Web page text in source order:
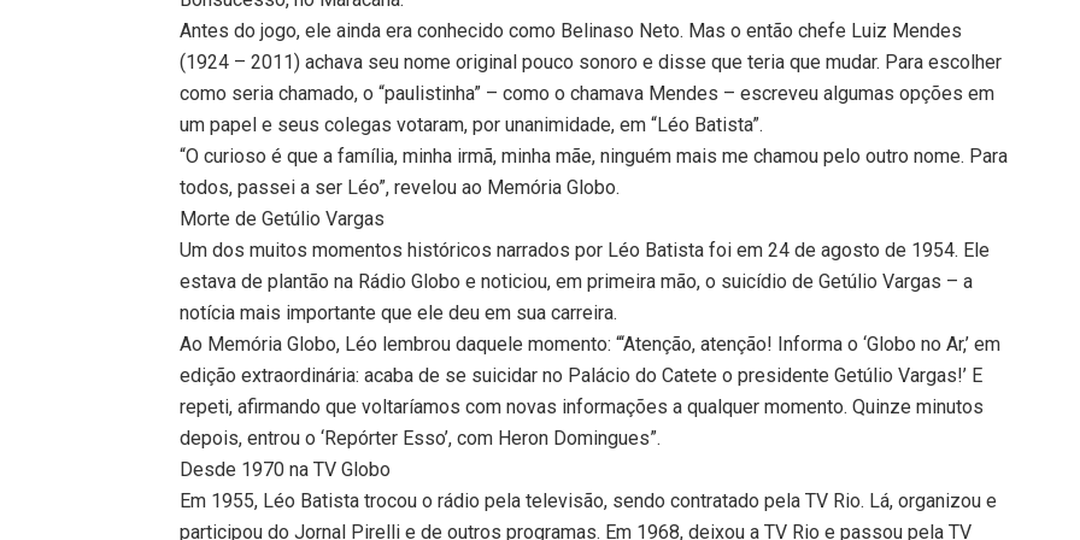
Antes do jogo, ele ainda era conhecido como Belinaso Neto. Mas o então chefe Luiz Mendes
(1924 – 2011) achava seu nome original pouco sonoro e disse que teria que mudar. Para escolher
como seria chamado, o “paulistinha” – como o chamava Mendes – escreveu algumas opções em
um papel e seus colegas votaram, por unanimidade, em “Léo Batista”.
“O curioso é que a família, minha irmã, minha mãe, ninguém mais me chamou pelo outro nome. Para
todos, passei a ser Léo”, revelou ao Memória Globo.
Morte de Getúlio Vargas
Um dos muitos momentos históricos narrados por Léo Batista foi em 24 de agosto de 1954. Ele
estava de plantão na Rádio Globo e noticiou, em primeira mão, o suicídio de Getúlio Vargas – a
notícia mais importante que ele deu em sua carreira.
Ao Memória Globo, Léo lembrou daquele momento: “‘Atenção, atenção! Informa o ‘Globo no Ar,’ em
edição extraordinária: acaba de se suicidar no Palácio do Catete o presidente Getúlio Vargas!’ E
repeti, afirmando que voltaríamos com novas informações a qualquer momento. Quinze minutos
depois, entrou o ‘Repórter Esso’, com Heron Domingues”.
Desde 1970 na TV Globo
Em 1955, Léo Batista trocou o rádio pela televisão, sendo contratado pela TV Rio. Lá, organizou e
participou do Jornal Pirelli e de outros programas. Em 1968, deixou a TV Rio e passou pela TV